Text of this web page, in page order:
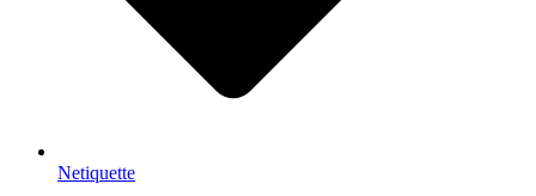
Netiquette